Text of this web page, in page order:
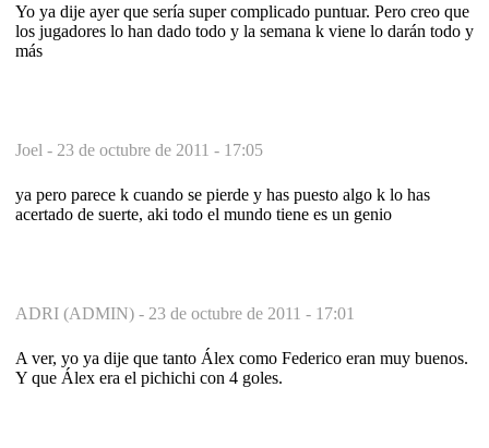
Yo ya dije ayer que sería super complicado puntuar. Pero creo que
los jugadores lo han dado todo y la semana k viene lo darán todo y
más
Joel - 23 de octubre de 2011 - 17:05
ya pero parece k cuando se pierde y has puesto algo k lo has
acertado de suerte, aki todo el mundo tiene es un genio
ADRI (ADMIN) - 23 de octubre de 2011 - 17:01
A ver, yo ya dije que tanto Álex como Federico eran muy buenos.
Y que Álex era el pichichi con 4 goles.